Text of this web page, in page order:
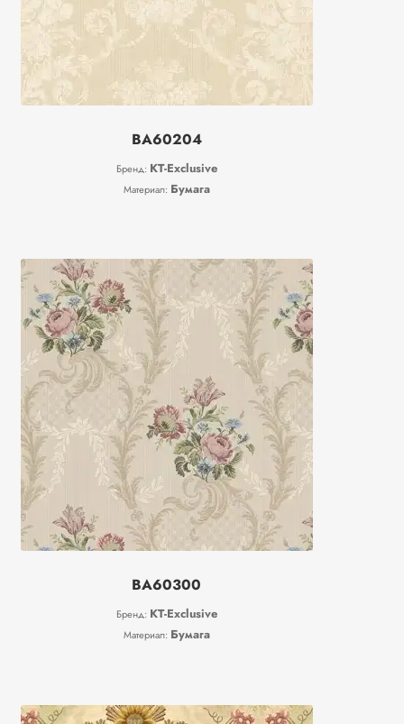
BA60204
Бренд: KT-Exclusive
Материал: Бумага
BA60300
Бренд: KT-Exclusive
Материал: Бумага